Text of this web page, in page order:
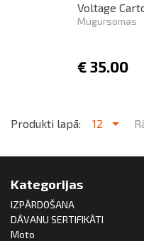
Voltage
Mugursomas
€ 35.00
Produkti lapā: 12
Kategorijas
IZPĀRDOŠANA
DĀVANU SERTIFIKĀTI
Moto